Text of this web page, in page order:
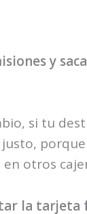
y
si tu
otros
la tarjeta